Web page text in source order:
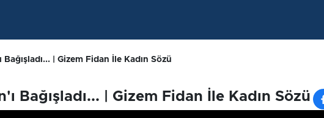
Bağışladı... | Gizem Fidan İle Kadın Sözü
Bağışladı... | Gizem Fidan İle Kadın Sözü